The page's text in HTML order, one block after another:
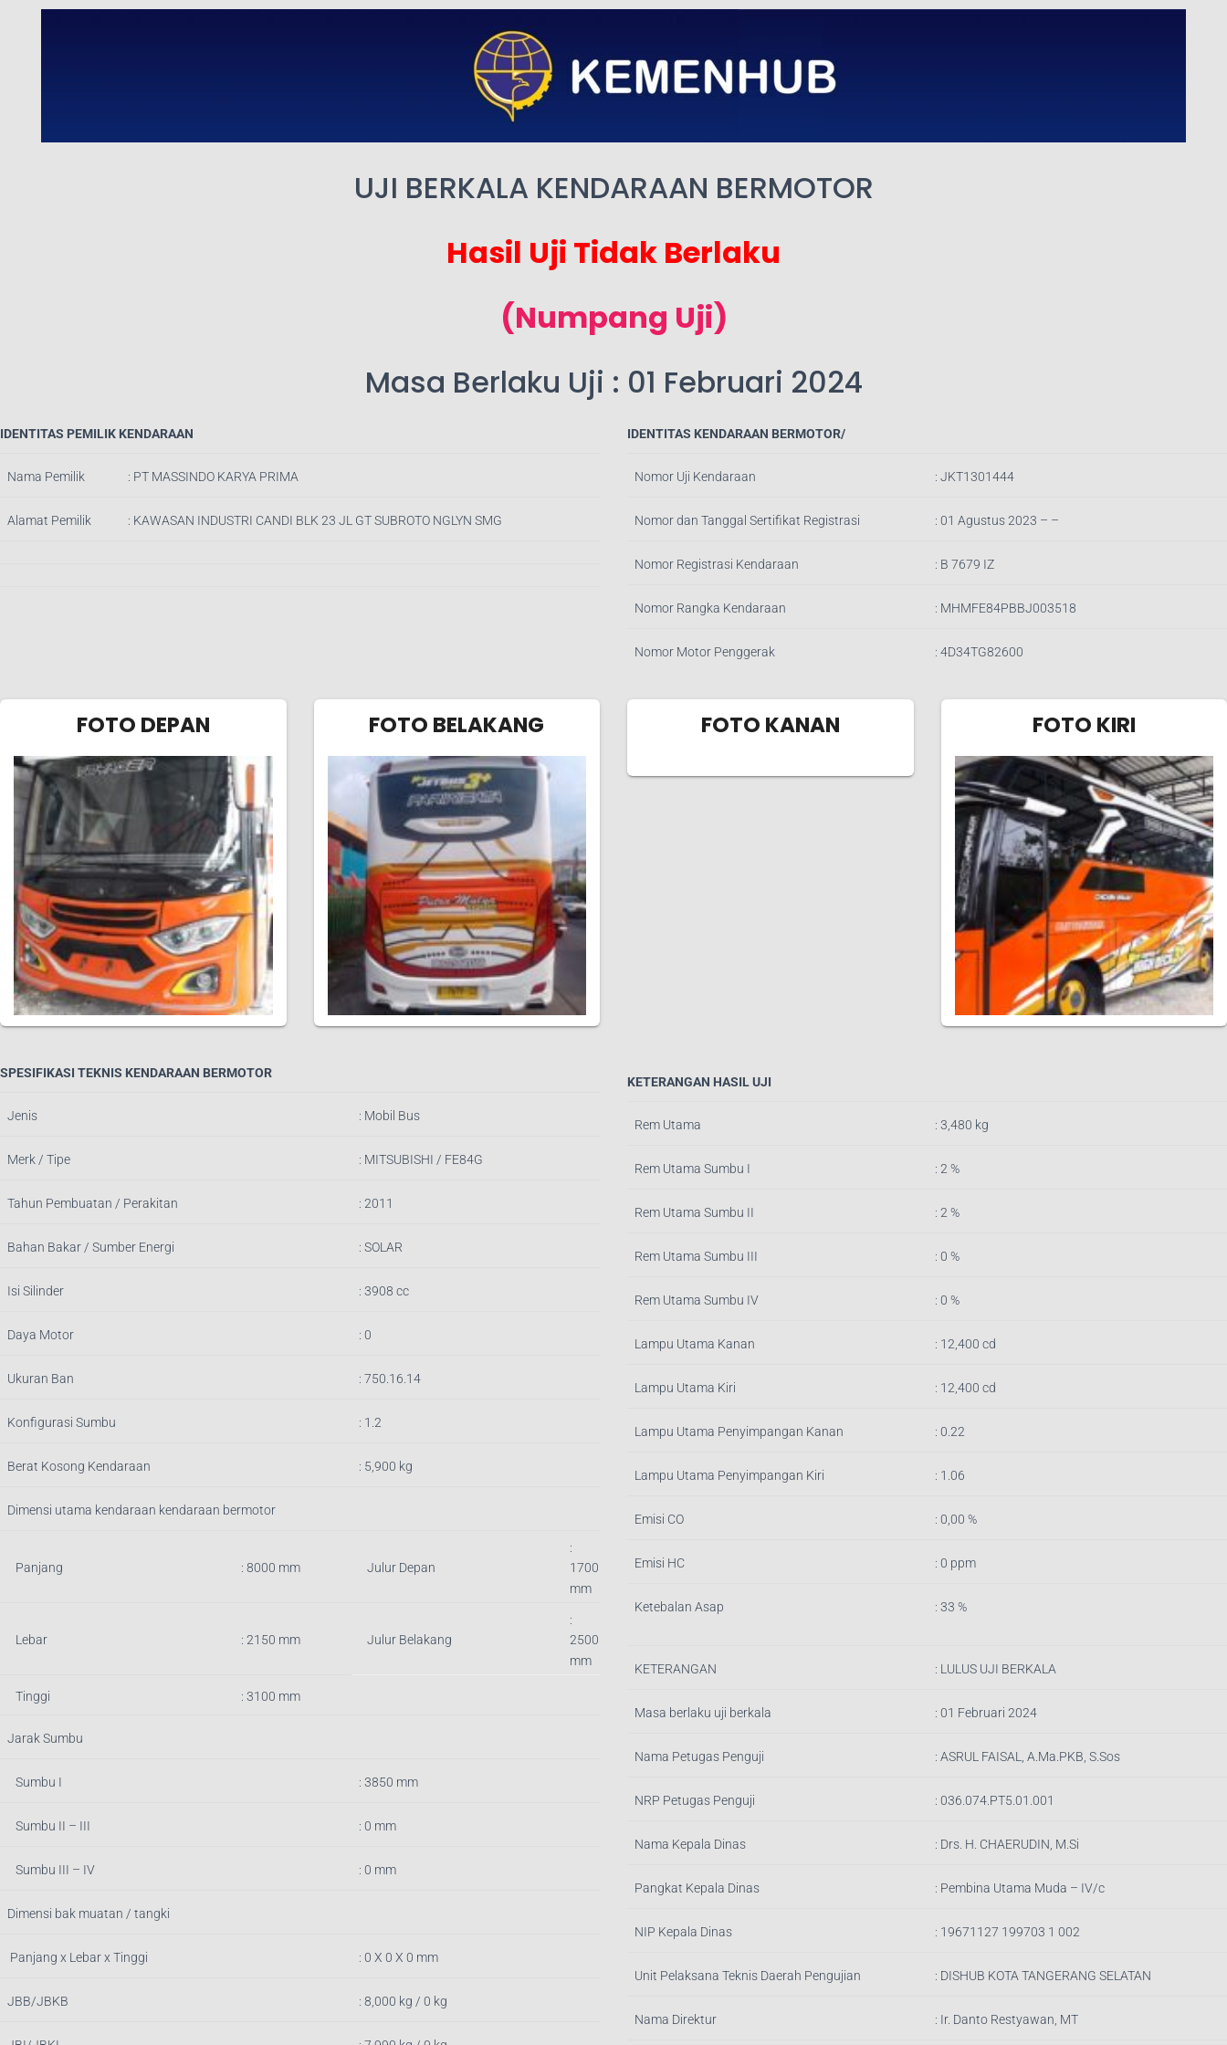
UJI BERKALA KENDARAAN BERMOTOR
Hasil Uji Tidak Berlaku
(Numpang Uji)
Masa Berlaku Uji : 01 Februari 2024
IDENTITAS PEMILIK KENDARAAN
Nama Pemilik : PT MASSINDO KARYA PRIMA
Alamat Pemilik : KAWASAN INDUSTRI CANDI BLK 23 JL GT SUBROTO NGLYN SMG
IDENTITAS KENDARAAN BERMOTOR/
Nomor Uji Kendaraan : JKT1301444
Nomor dan Tanggal Sertifikat Registrasi : 01 Agustus 2023 – –
Nomor Registrasi Kendaraan : B 7679 IZ
Nomor Rangka Kendaraan : MHMFE84PBBJ003518
Nomor Motor Penggerak : 4D34TG82600
FOTO DEPAN FOTO BELAKANG FOTO KANAN FOTO KIRI
SPESIFIKASI TEKNIS KENDARAAN BERMOTOR
Jenis : Mobil Bus
Merk / Tipe : MITSUBISHI / FE84G
Tahun Pembuatan / Perakitan : 2011
Bahan Bakar / Sumber Energi : SOLAR
Isi Silinder : 3908 cc
Daya Motor : 0
Ukuran Ban : 750.16.14
Konfigurasi Sumbu : 1.2
Berat Kosong Kendaraan : 5,900 kg
Dimensi utama kendaraan kendaraan bermotor
Panjang : 8000 mm Julur Depan
:
1700
mm
Lebar : 2150 mm Julur Belakang
:
2500
mm
Tinggi : 3100 mm
Jarak Sumbu
Sumbu I : 3850 mm
Sumbu II – III : 0 mm
Sumbu III – IV : 0 mm
Dimensi bak muatan / tangki
Panjang x Lebar x Tinggi : 0 X 0 X 0 mm
JBB/JBKB : 8,000 kg / 0 kg
KETERANGAN HASIL UJI
Rem Utama : 3,480 kg
Rem Utama Sumbu I : 2 %
Rem Utama Sumbu II : 2 %
Rem Utama Sumbu III : 0 %
Rem Utama Sumbu IV : 0 %
Lampu Utama Kanan : 12,400 cd
Lampu Utama Kiri : 12,400 cd
Lampu Utama Penyimpangan Kanan : 0.22
Lampu Utama Penyimpangan Kiri : 1.06
Emisi CO : 0,00 %
Emisi HC : 0 ppm
Ketebalan Asap : 33 %
KETERANGAN : LULUS UJI BERKALA
Masa berlaku uji berkala : 01 Februari 2024
Nama Petugas Penguji : ASRUL FAISAL, A.Ma.PKB, S.Sos
NRP Petugas Penguji : 036.074.PT5.01.001
Nama Kepala Dinas : Drs. H. CHAERUDIN, M.Si
Pangkat Kepala Dinas : Pembina Utama Muda – IV/c
NIP Kepala Dinas : 19671127 199703 1 002
Unit Pelaksana Teknis Daerah Pengujian : DISHUB KOTA TANGERANG SELATAN
Nama Direktur : Ir. Danto Restyawan, MT